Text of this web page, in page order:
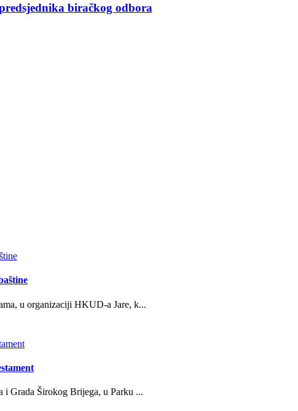
biračkog odbora
u organizaciji HKUD-a Jare, k...
i Grada Širokog Brijega, u Parku ...